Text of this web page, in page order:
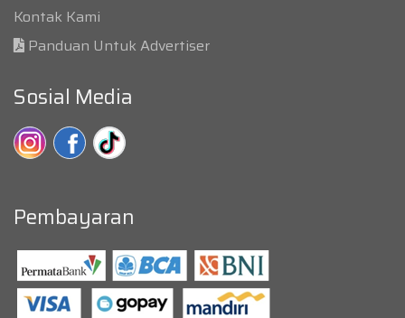
Kontak Kami
Panduan Untuk Advertiser
Sosial Media
Pembayaran